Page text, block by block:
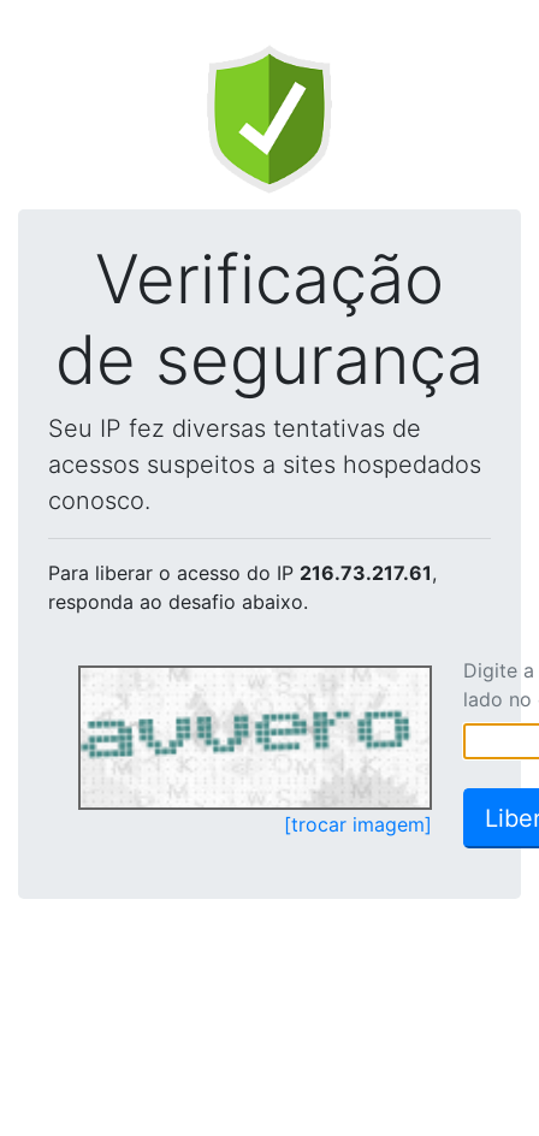
Verificação
de segurança
Seu IP fez diversas tentativas de
acessos suspeitos a sites hospedados
conosco.
Para liberar o acesso do IP 216.73.217.61,
responda ao desafio abaixo.
[trocar imagem]
Digite
lado no